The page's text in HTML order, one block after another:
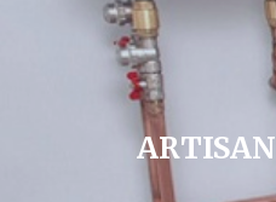
ARTISAN